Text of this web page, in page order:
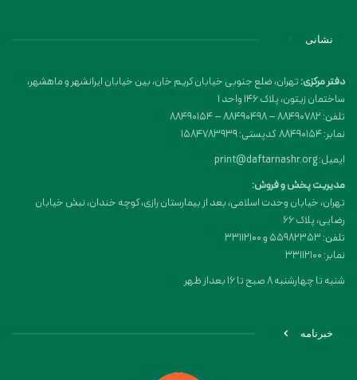
نشانی
دفتر مرکزی:تهران، ضلع جنوبی خیابان کریم خان، بین خیابان ایرانشهر و ماهشهر،
ساختمان زیتون، پلاک 146 واحد 1
تلفن: 88490782 – 88490498 – 88490154
نمابر: 88490154 کدپستی: 1584783939
ایمیل: print@daftarnashr.org
مدیریت پخش و فروش:
تهران، خیابان وحدت اسلامی، بعد از بیمارستان رازی، کوچه خندان، نبش خیابان
رضایی، پلاک ۶۶
تلفن: 55982353 و 33112100
نمابر: 33112100
شنبه تا چهارشنبه 8 صبح تا 16 بعداز ظهر
خبرنامه